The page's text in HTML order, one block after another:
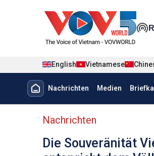
English Vietnamese
Menu trang chủ
Nachrichten Medien
menu phụ tiếng Đức
Nachrichten
Die Souveränität